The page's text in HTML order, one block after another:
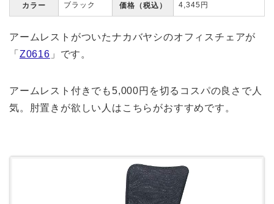
カラー ブラック 価格（税込） 4,345円
アームレストがついたナカバヤシのオフィスチェアが
「 Z0616 」です。
アームレスト付きでも5,000円を切るコスパの良さで人
気。肘置きが欲しい人はこちらがおすすめです。